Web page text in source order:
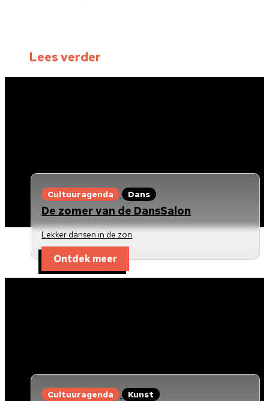
Lees verder
Cultuuragenda Dans
De zomer van de DansSalon
Lekker dansen in de zon
Ontdek meer
Cultuuragenda Kunst